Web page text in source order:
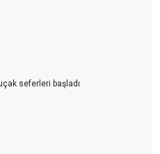
seferleri başladı